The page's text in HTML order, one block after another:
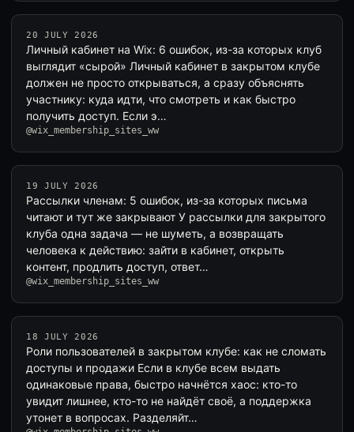
20 JULY 2026
Личный кабинет на Wix: 6 ошибок, из-за которых клуб
выглядит «сырой» Личный кабинет в закрытом клубе
должен не просто открываться, а сразу объяснять
участнику: куда идти, что смотреть и как быстро
получить доступ. Если э…
@wix_membership_sites_ww
19 JULY 2026
Рассылки членам: 5 ошибок, из-за которых письма
читают и тут же закрывают У рассылки для закрытого
клуба одна задача — не шуметь, а возвращать
человека к действию: зайти в кабинет, открыть
контент, продлить доступ, ответ…
@wix_membership_sites_ww
18 JULY 2026
Роли пользователей в закрытом клубе: как не сломать
доступы и продажи Если в клубе всем выдать
одинаковые права, быстро начнётся хаос: кто-то
увидит лишнее, кто-то не найдёт своё, а поддержка
утонет в вопросах. Разделяйт…